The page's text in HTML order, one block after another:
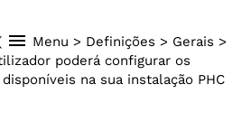
menu Menu > Definições > Gerais >
poderá configurar os
na sua instalação PHC